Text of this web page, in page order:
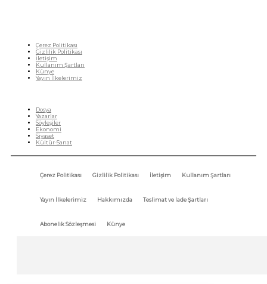
Çerez Politikası
Gizlilik Politikası
İletişim
Kullanım Şartları
Künye
Yayın İlkelerimiz
Dosya
Yazarlar
Söyleşiler
Ekonomi
Siyaset
Kültür-Sanat
Çerez Politikası Gizlilik Politikası İletişim Kullanım Şartları
Yayın İlkelerimiz Hakkımızda Teslimat ve İade Şartları
Abonelik Sözleşmesi Künye